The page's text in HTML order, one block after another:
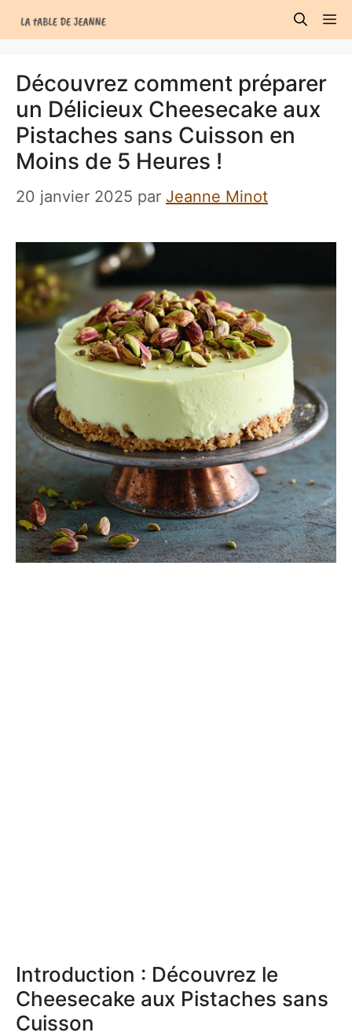
au
Découvrez comment préparer
un Délicieux Cheesecake aux
Pistaches sans Cuisson en
Moins de 5 Heures !
20 janvier 2025 par Jeanne Minot
Introduction : Découvrez le
Cheesecake aux Pistaches sans
Cuisson